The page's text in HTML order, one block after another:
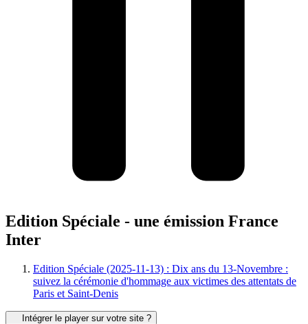
Edition Spéciale - une émission France
Inter
Edition Spéciale (2025-11-13) : Dix ans du 13-Novembre :
suivez la cérémonie d'hommage aux victimes des attentats de
Paris et Saint-Denis
Intégrer le player sur votre site ?